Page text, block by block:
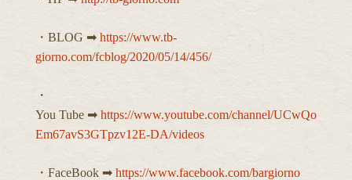
・BLOG ➡︎ https://www.tb-
giorno.com/fcblog/2020/05/14/456/
・
You Tube ➡︎ https://www.youtube.com/channel/UCwQo
Em67avS3GTpzv12E-DA/videos
・FaceBook ➡︎ https://www.facebook.com/bargiorno